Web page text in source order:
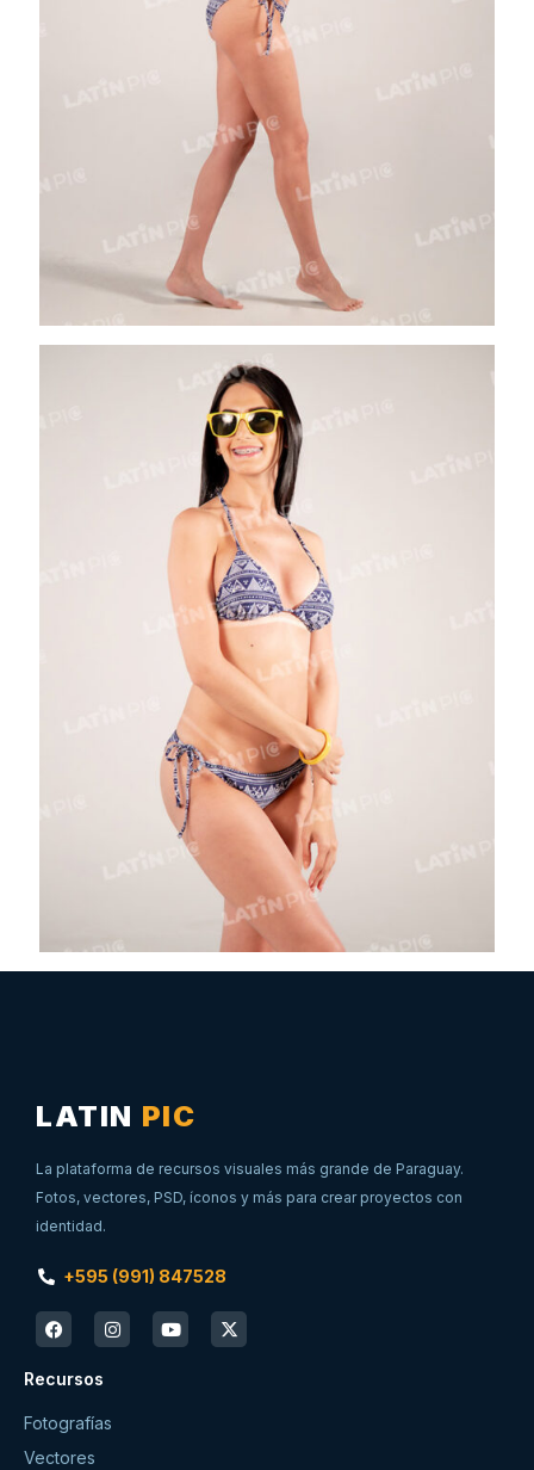
LATIN PIC
La plataforma de recursos visuales más grande de Paraguay.
Fotos, vectores, PSD, íconos y más para crear proyectos con
identidad.
+595 (991) 847528
Recursos
Fotografías
Vectores